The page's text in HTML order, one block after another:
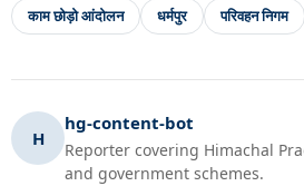
काम छोड़ो आंदोलन
धर्मपुर परिवहन निगम
H
hg-content-bot
Reporter covering Himachal
and government schemes.